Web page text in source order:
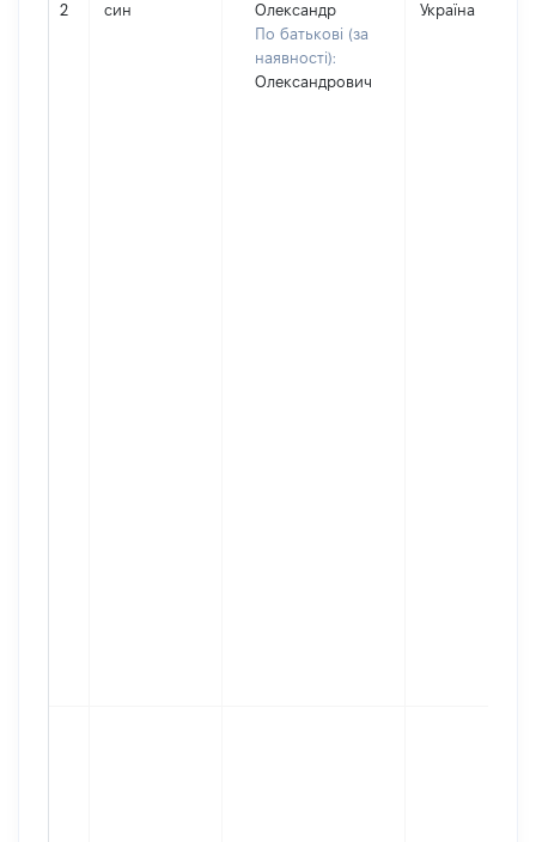
2 син
Олександр
По батькові (за
наявності):
Олександрович
Україна